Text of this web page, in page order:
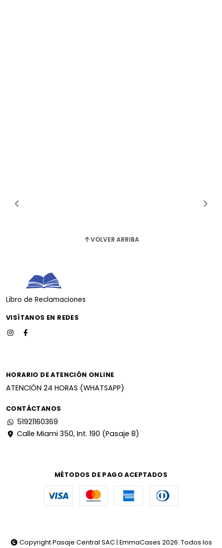
VOLVER ARRIBA
Libro de Reclamaciones
VISÍTANOS EN REDES
HORARIO DE ATENCIÓN ONLINE
ATENCIÓN 24 HORAS (WHATSAPP)
CONTÁCTANOS
51921160369
Calle Miami 350, Int. 190 (Pasaje 8)
MÉTODOS DE PAGO ACEPTADOS
Copyright Pasaje Central SAC | EmmaCases 2026. Todos los